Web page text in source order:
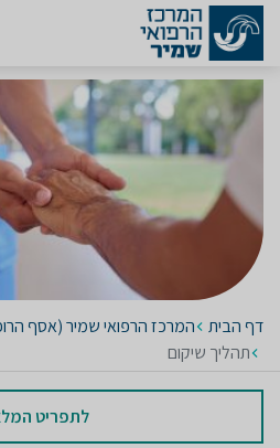
דף הבית המרכז הרפואי שמיר (אסף
תהליך שיקום
לתפריט